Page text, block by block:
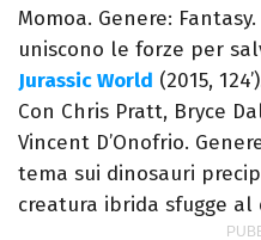
Momoa. Genere:
uniscono le forze per
Jurassic World (2015,
Con Chris Pratt, Bryce
Vincent D’Onofrio.
tema sui dinosauri
creatura ibrida sfugge